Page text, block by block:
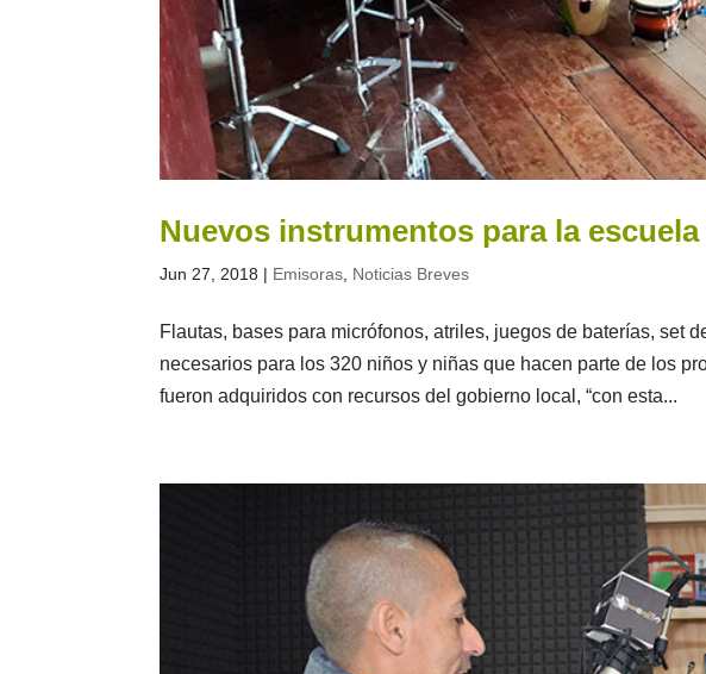
Nuevos instrumentos para la
Jun 27, 2018 | Emisoras, Noticias Breves
Flautas, bases para micrófonos, atriles, juegos de baterías, set
necesarios para los 320 niños y niñas que hacen parte de los
fueron adquiridos con recursos del gobierno local, “con esta...